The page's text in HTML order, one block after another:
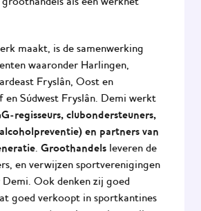
maakt, is de samenwerking
waaronder Harlingen,
Fryslân, Oost en
en Súdwest Fryslân. Demi werkt
regisseurs, clubondersteuners,
en partners van
. Groothandels leveren de
en verwijzen sportverenigingen
Ook denken zij goed
goed verkoopt in sportkantines